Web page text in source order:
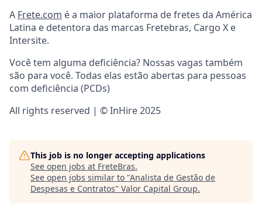
A Frete.com é a maior plataforma de fretes da América
Latina e detentora das marcas Fretebras, Cargo X e
Intersite.
Você tem alguma deficiência? Nossas vagas também
são para você. Todas elas estão abertas para pessoas
com deficiência (PCDs)
All rights reserved | © InHire 2025
This job is no longer accepting applications
See open jobs at FreteBras.
See open jobs similar to "Analista de Gestão de
Despesas e Contratos" Valor Capital Group.